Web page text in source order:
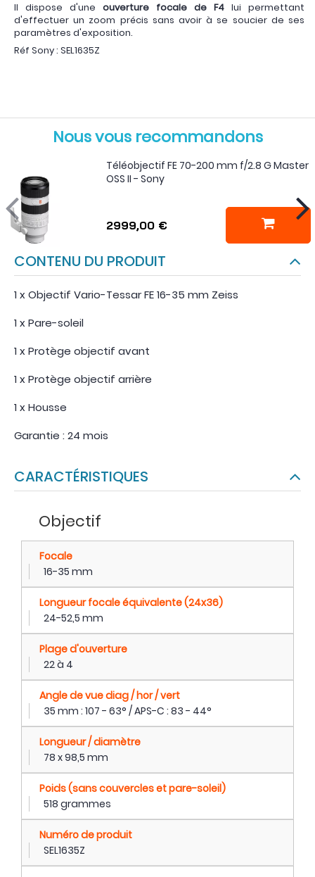
Il dispose d'une ouverture focale de F4 lui permettant
d'effectuer un zoom précis sans avoir à se soucier de ses
paramètres d'exposition.
Réf Sony : SEL1635Z
Nous vous recommandons
Téléobjectif FE 70-200 mm f/2.8 G Master
OSS II - Sony
2999,00 €
CONTENU DU PRODUIT
1 x Objectif Vario-Tessar FE 16-35 mm Zeiss
1 x Pare-soleil
1 x Protège objectif avant
1 x Protège objectif arrière
1 x Housse
Garantie : 24 mois
CARACTÉRISTIQUES
Objectif
Focale
16-35 mm
Longueur focale équivalente (24x36)
24-52,5 mm
Plage d'ouverture
22 à 4
Angle de vue diag / hor / vert
35 mm : 107 - 63° / APS-C : 83 - 44°
Longueur / diamètre
78 x 98,5 mm
Poids (sans couvercles et pare-soleil)
518 grammes
Numéro de produit
SEL1635Z